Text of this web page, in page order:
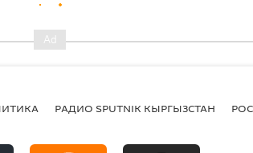
РАДИО SPUTNIK КЫРГЫЗСТАН